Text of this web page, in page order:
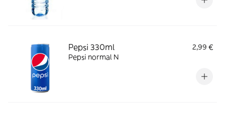
Pepsi 330ml
2,99 €
Pepsi normal N